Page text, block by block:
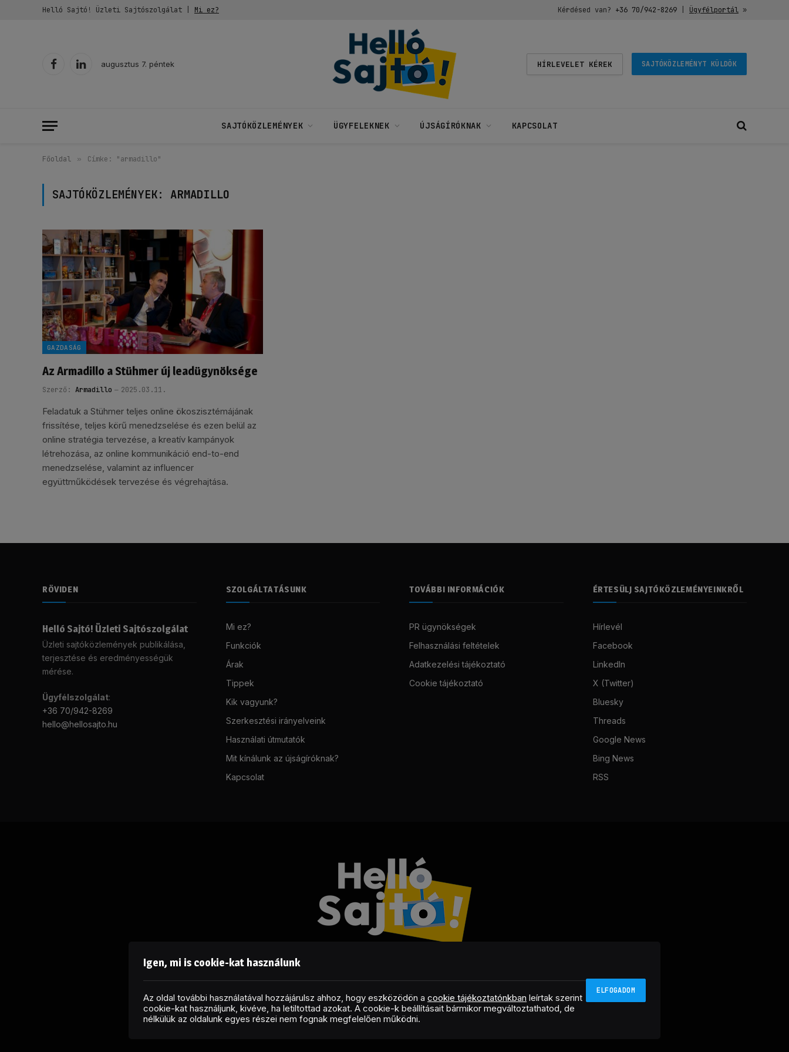
Helló Sajtó! Üzleti Sajtószolgálat | Mi ez? Kérdésed van? +36 70/942-8269| Ügyfélportál»
FacebookLinkedIn
augusztus 7. péntek HÍRLEVELET KÉREK SAJTÓKÖZLEMÉNYT KÜLDÖK
SAJTÓKÖZLEMÉNYEK ÜGYFELEKNEK ÚJSÁGÍRÓKNAK KAPCSOLAT
Főoldal » Címke: "armadillo"
SAJTÓKÖZLEMÉNYEK:ARMADILLO
GAZDASÁG
Az Armadillo a Stühmer új leadügynöksége
Szerző: Armadillo 2025.03.11.
Feladatuk a Stühmer teljes online ökoszisztémájának
frissítése, teljes körű menedzselése és ezen belül az
online stratégia tervezése, a kreatív kampányok
létrehozása, az online kommunikáció end-to-end
menedzselése, valamint az influencer
együttműködések tervezése és végrehajtása.
RÖVIDEN
Helló Sajtó! Üzleti Sajtószolgálat
Üzleti sajtóközlemények publikálása,
terjesztése és eredményességük
mérése.
Ügyfélszolgálat:
+36 70/942-8269
hello@hellosajto.hu
SZOLGÁLTATÁSUNK
Mi ez?
Funkciók
Árak
Tippek
Kik vagyunk?
Szerkesztési irányelveink
Használati útmutatók
Mit kínálunk az újságíróknak?
Kapcsolat
TOVÁBBI INFORMÁCIÓK
PR ügynökségek
Felhasználási feltételek
Adatkezelési tájékoztató
Cookie tájékoztató
ÉRTESÜLJ SAJTÓKÖZLEMÉNYEINKRŐL
Hírlevél
Facebook
LinkedIn
X (Twitter)
Bluesky
Threads
Google News
Bing News
RSS
FacebookLinkedInX
RSS
Copyright © 2026 Helló Sajtó! Üzleti Sajtószolgálat
Igen, mi is cookie-kat használunk
Az oldal további használatával hozzájárulsz ahhoz, hogy eszközödön acookie tájékoztatónkban leírtak szerint
cookie-kat használjunk, kivéve, ha letiltottad azokat. A cookie-k beállításait bármikor megváltoztathatod, de
nélkülük az oldalunk egyes részei nem fognak megfelelően működni.
ELFOGADOM